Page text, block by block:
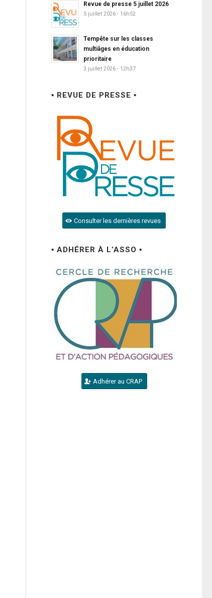
Revue de presse 5 juillet 2026
5 juillet 2026 - 16h52
Tempête sur les classes
multiâges en éducation
prioritaire
3 juillet 2026 - 12h37
▪ REVUE DE PRESSE ▪
Consulter les dernières revues
▪ ADHÉRER À L’ASSO ▪
Adhérer au CRAP